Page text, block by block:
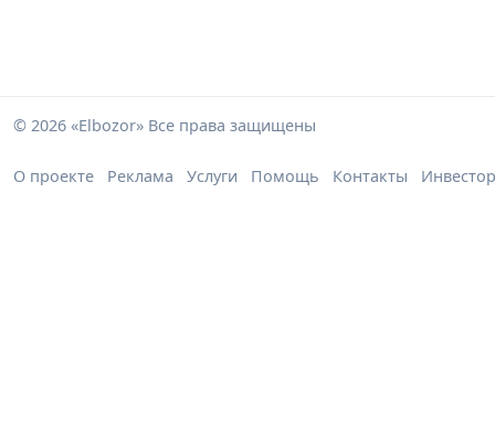
© 2026 «Elbozor» Все права защищены
О проекте Реклама Услуги Помощь Контакты